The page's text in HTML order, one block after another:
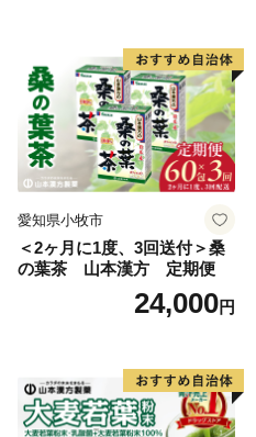
愛知県小牧市
＜2ヶ月に1度、3回送付＞桑
の葉茶 山本漢方 定期便
24,000円